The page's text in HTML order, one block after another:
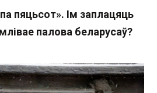
пяцьсот». Ім заплацяць
палова беларусаў?